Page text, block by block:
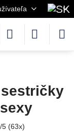
/5 (63x)